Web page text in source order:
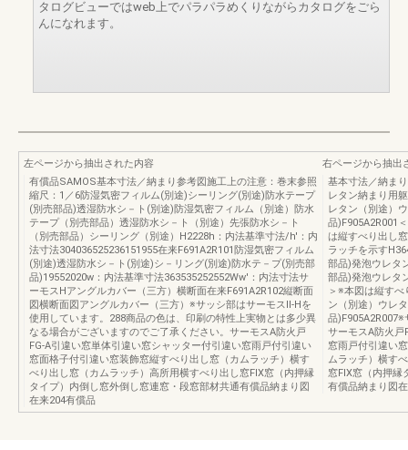
タログビューではweb上でパラパラめくりながらカタログをごら
んになれます。
左ページから抽出された内容
有償品SAMOS基本寸法／納まり参考図施工上の注意：巻末参照
縮尺：1／6防湿気密フィルム(別途)シーリング(別途)防水テープ
(別売部品)透湿防水シ－ト(別途)防湿気密フィルム（別途）防水
テープ（別売部品）透湿防水シ－ト（別途）先張防水シ－ト
（別売部品）シーリング（別途）H2228h：内法基準寸法/h'：内
法寸法304036525236151955在来F691A2R101防湿気密フィルム
(別途)透湿防水シ－ト(別途)シ－リング(別途)防水テ－プ(別売部
品)19552020w：内法基準寸法363535252552Ww'：内法寸法サ
ーモスHアングルカバー（三方）横断面在来F691A2R102縦断面
図横断面図アングルカバー（三方）※サッシ部はサーモスⅡ-Hを
使用しています。288商品の色は、印刷の特性上実物とは多少異
なる場合がございますのでご了承ください。サーモスA防火戸
FG-A引違い窓単体引違い窓シャッター付引違い窓雨戸付引違い
窓面格子付引違い窓装飾窓縦すべり出し窓（カムラッチ）横す
べり出し窓（カムラッチ）高所用横すべり出し窓FIX窓（内押縁
タイプ）内倒し窓外倒し窓連窓・段窓部材共通有償品納まり図
在来204有償品
右ページから抽出
基本寸法／納ま
レタン納まり用
レタン（別途）
品)F905A2R001
は縦すべり出し
ラッチを示す
部品)発泡ウレタ
部品)発泡ウレタ
＞※本図は縦す
ン（別途）ウレ
品
サーモスA防火戸
窓雨戸付引違い
ムラッチ）横す
窓FIX窓（内押縁
有償品納まり図